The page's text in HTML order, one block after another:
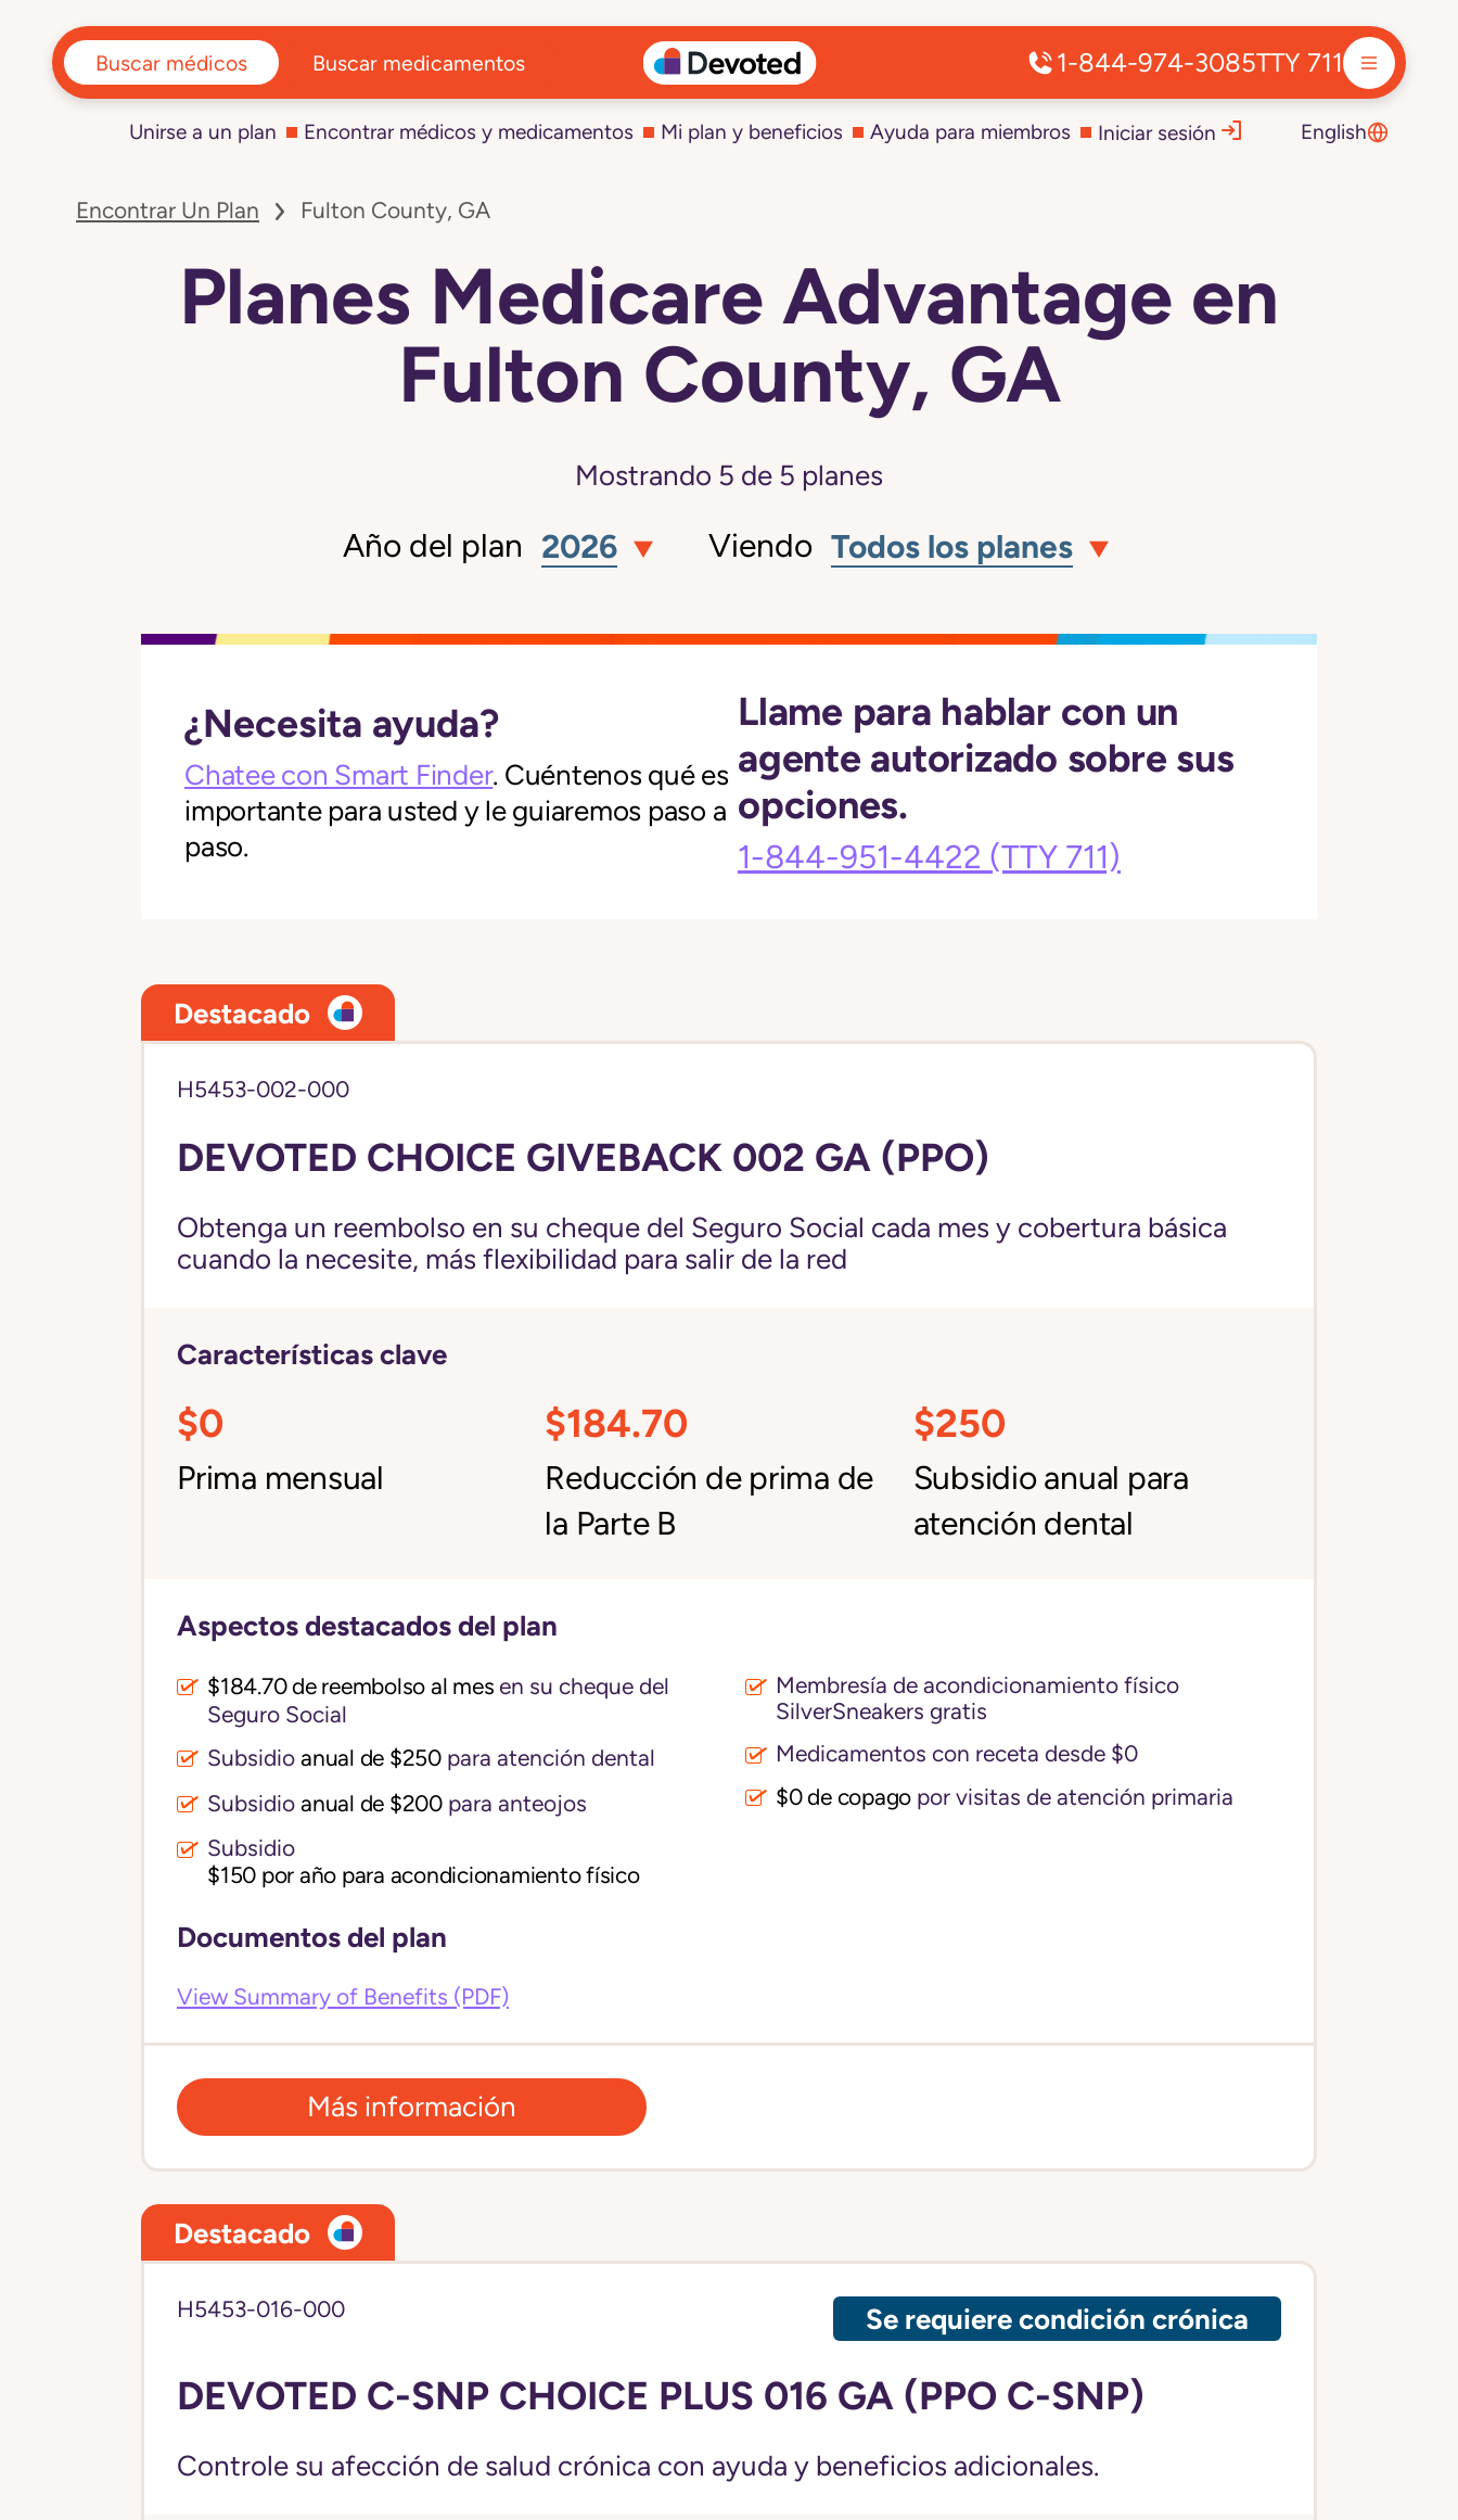
Buscar médicos Buscar medicamentos 1-844-974-3085TTY 711
Unirse a un plan Encontrar médicos y medicamentos Mi plan y beneficios Ayuda para miembros Iniciar sesión English
Encontrar Un Plan Fulton County, GA
Planes Medicare Advantage en
Fulton County, GA
Mostrando 5 de 5 planes
Año del plan 2026 Viendo Todos los planes
¿Necesita ayuda?
Chatee con Smart Finder. Cuéntenos qué es
importante para usted y le guiaremos paso a
paso.
Llame para hablar con un
agente autorizado sobre sus
opciones.
1-844-951-4422 (TTY 711)
Destacado
H5453-002-000
DEVOTED CHOICE GIVEBACK 002 GA (PPO)
Obtenga un reembolso en su cheque del Seguro Social cada mes y cobertura básica
cuando la necesite, más flexibilidad para salir de la red
Características clave
$0
Prima mensual
$184.70
Reducción de prima de
la Parte B
$250
Subsidio anual para
atención dental
Aspectos destacados del plan
$184.70 de reembolso al mes en su cheque del
Seguro Social
Subsidio anual de $250para atención dental
Subsidio anual de $200para anteojos
Subsidio
$150 por año para acondicionamiento físico
Membresía de acondicionamiento físico
SilverSneakers gratis
Medicamentos con receta desde $0
$0 de copago por visitas de atención primaria
Documentos del plan
View Summary of Benefits (PDF)
Más información
Destacado
H5453-016-000 Se requiere condición crónica
DEVOTED C-SNP CHOICE PLUS 016 GA (PPO C-SNP)
Controle su afección de salud crónica con ayuda y beneficios adicionales.